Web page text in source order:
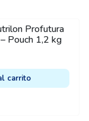
Profutura
Pouch 1,2 kg
carrito